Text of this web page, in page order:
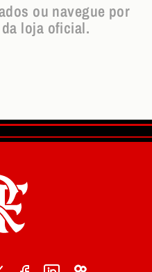
ou navegue por
loja oficial.